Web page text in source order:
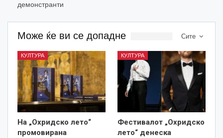
демонстранти
Сите
Може ќе ви се допадне
КУЛТУРА
На „Охридско лето“
промовирана
КУЛТУРА
Фестивалот „Охридско
лето“ денеска